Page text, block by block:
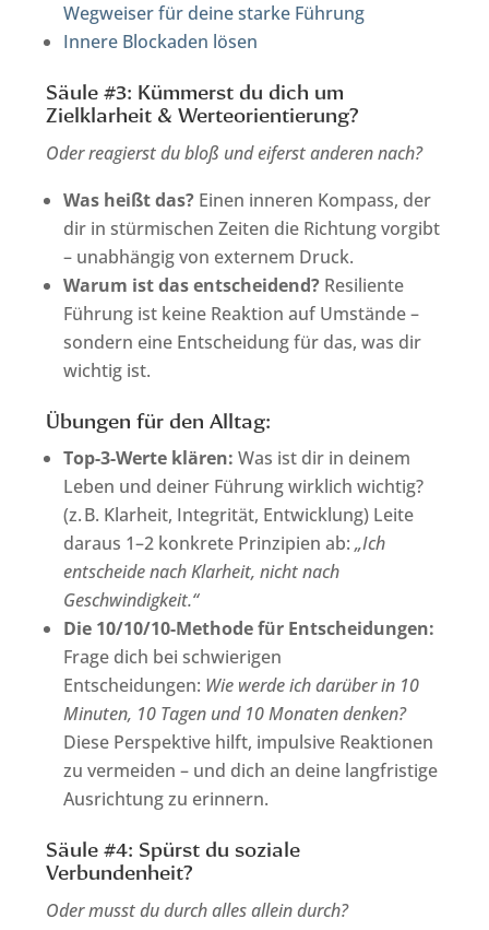
Wegweiser für deine starke Führung
Innere Blockaden lösen
Säule #3: Kümmerst du dich um
Zielklarheit & Werteorientierung?
Oder reagierst du bloß und eiferst anderen nach?
Was heißt das? Einen inneren Kompass, der
dir in stürmischen Zeiten die Richtung vorgibt
– unabhängig von externem Druck.
Warum ist das entscheidend? Resiliente
Führung ist keine Reaktion auf Umstände –
sondern eine Entscheidung für das, was dir
wichtig ist.
Übungen für den Alltag:
Top-3-Werte klären:Was ist dir in deinem
Leben und deiner Führung wirklich wichtig?
(z. B. Klarheit, Integrität, Entwicklung) Leite
daraus 1–2 konkrete Prinzipien ab:„Ich
entscheide nach Klarheit, nicht nach
Geschwindigkeit.“
Die 10/10/10-Methode für Entscheidungen:
Frage dich bei schwierigen
Entscheidungen: Wie werde ich darüber in 10
Minuten, 10 Tagen und 10 Monaten denken?
Diese Perspektive hilft, impulsive Reaktionen
zu vermeiden – und dich an deine langfristige
Ausrichtung zu erinnern.
Säule #4: Spürst du soziale
Verbundenheit?
Oder musst du durch alles allein durch?